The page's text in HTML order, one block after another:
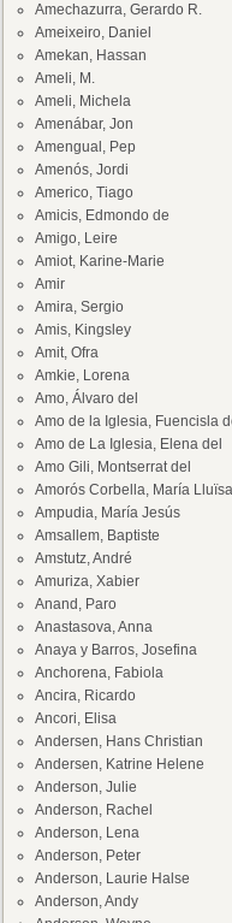
Amechazurra, Gerardo R.
Ameixeiro, Daniel
Amekan, Hassan
Ameli, M.
Ameli, Michela
Amenábar, Jon
Amengual, Pep
Amenós, Jordi
Americo, Tiago
Amicis, Edmondo de
Amigo, Leire
Amiot, Karine-Marie
Amir
Amira, Sergio
Amis, Kingsley
Amit, Ofra
Amkie, Lorena
Amo, Álvaro del
Amo de la Iglesia, Fuencisla
Amo de La Iglesia, Elena del
Amo Gili, Montserrat del
Amorós Corbella, María Lluïsa
Ampudia, María Jesús
Amsallem, Baptiste
Amstutz, André
Amuriza, Xabier
Anand, Paro
Anastasova, Anna
Anaya y Barros, Josefina
Anchorena, Fabiola
Ancira, Ricardo
Ancori, Elisa
Andersen, Hans Christian
Andersen, Katrine Helene
Anderson, Julie
Anderson, Rachel
Anderson, Lena
Anderson, Peter
Anderson, Laurie Halse
Anderson, Andy